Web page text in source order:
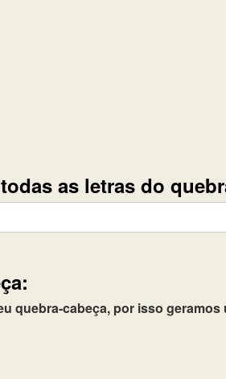
as letras do
quebra-cabeça, por isso